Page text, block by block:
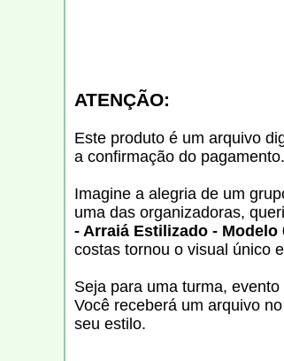
ATENÇÃO:
Este produto é um arquivo
a confirmação do pagamento.
Imagine a alegria de um
uma das organizadoras,
- Arraiá Estilizado - Modelo
costas tornou o visual único
Seja para uma turma,
Você receberá um arquivo
seu estilo.